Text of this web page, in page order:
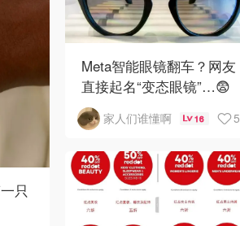
只
Meta智能眼镜翻车？网友
直接起名“变态眼镜”…😨
家人们谁懂啊 16 5